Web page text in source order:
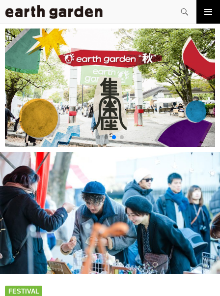
索
メイン
メニュ
ー
コ
ン
テ
ン
へ
ス
キ
ッ
プ
FESTIVAL